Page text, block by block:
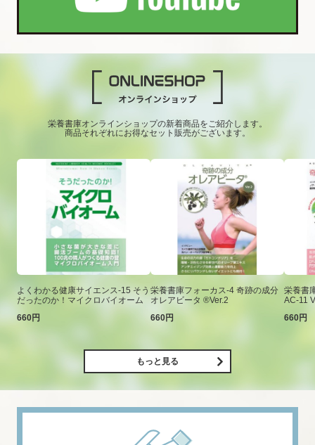
栄養書庫オンラインショップの新着商品をご紹介します。
商品それぞれにお得なセット販売がございます。
よくわかる健康サイエンス-15 そう
だったのか！マイクロバイオーム
660円
栄養書庫フォーカス-4 奇跡の成分
オレアビータ ®Ver.2
660円
栄養書
AC-11
660円
もっと見る